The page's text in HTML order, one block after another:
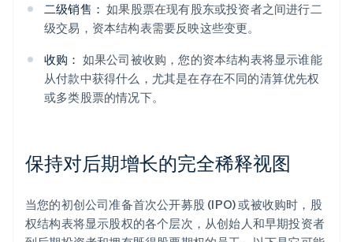
二级销售： 如果股票在现有股东或投资者之间进行二
级交易，资本结构表需要反映这些变更。
收购： 如果公司被收购，您的资本结构表将显示谁能
从付款中获得什么，尤其是在存在不同的清算优先权
或多类股票的情况下。
保持对后期增长的完全稀释视图
当您的初创公司准备首次公开募股 (IPO) 或被收购时，股
权结构表将显示股权的各个层次，从创始人和早期投资者